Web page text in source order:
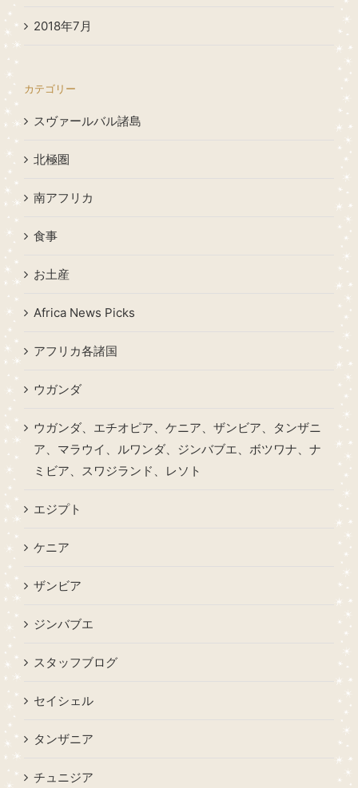
2018年7月
カテゴリー
スヴァールバル諸島
北極圏
南アフリカ
食事
お土産
Africa News Picks
アフリカ各諸国
ウガンダ
ウガンダ、エチオピア、ケニア、ザンビア、タンザニ
ア、マラウイ、ルワンダ、ジンバブエ、ボツワナ、ナ
ミビア、スワジランド、レソト
エジプト
ケニア
ザンビア
ジンバブエ
スタッフブログ
セイシェル
タンザニア
チュニジア